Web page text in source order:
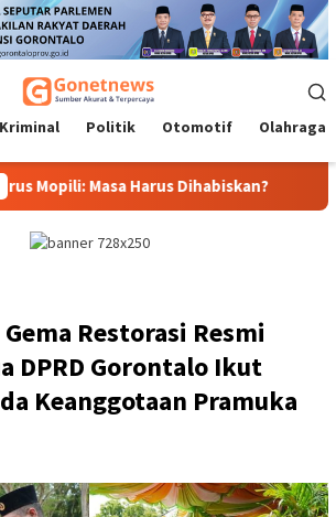
Kriminal Politik Otomotif Olahraga
Masa Harus Dihabiskan?
Restorasi Resmi
DPRD Gorontalo Ikut
Keanggotaan Pramuka